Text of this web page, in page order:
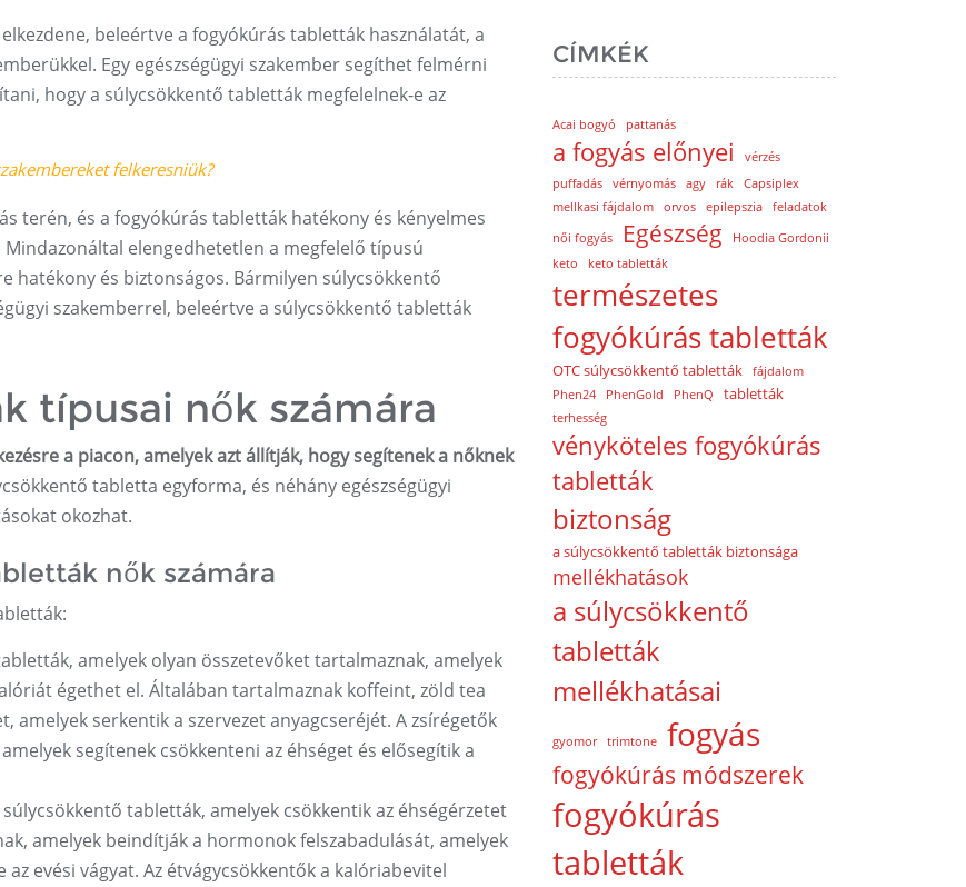
beleértve a fogyókúrás tabletták használatát, a
Egy egészségügyi szakember segíthet felmérni
hogy a súlycsökkentő tabletták megfelelnek-e az
felkeresniük?
terén, és a fogyókúrás tabletták hatékony és kényelmes
elengedhetetlen a megfelelő típusú
hatékony és biztonságos. Bármilyen súlycsökkentő
szakemberrel, beleértve a súlycsökkentő tabletták
típusai nők számára
a piacon, amelyek azt állítják, hogy segítenek a nőknek
tabletta egyforma, és néhány egészségügyi
okozhat.
nők számára
amelyek olyan összetevőket tartalmaznak, amelyek
égethet el. Általában tartalmaznak koffeint, zöld tea
amelyek serkentik a szervezet anyagcseréjét. A zsírégetők
segítenek csökkenteni az éhséget és elősegítik a
tabletták, amelyek csökkentik az éhségérzetet
amelyek beindítják a hormonok felszabadulását, amelyek
evési vágyat. Az étvágycsökkentők a kalóriabevitel
CÍMKÉK
Acai bogyó pattanás
a fogyás előnyei
vérzés
puffadás
vérnyomás agy rák
Capsiplex
mellkasi fájdalom
orvos epilepszia
feladatok
női fogyás
Egészség
Hoodia Gordonii
keto
keto tabletták
természetes
fogyókúrás tabletták
OTC súlycsökkentő tabletták
fájdalom
Phen24
PhenGold PhenQ tabletták
terhesség
vényköteles fogyókúrás
tabletták
biztonság
a súlycsökkentő tabletták biztonsága
mellékhatások
a súlycsökkentő
tabletták
mellékhatásai
gyomor trimtone fogyás
fogyókúrás módszerek
fogyókúrás
tabletták